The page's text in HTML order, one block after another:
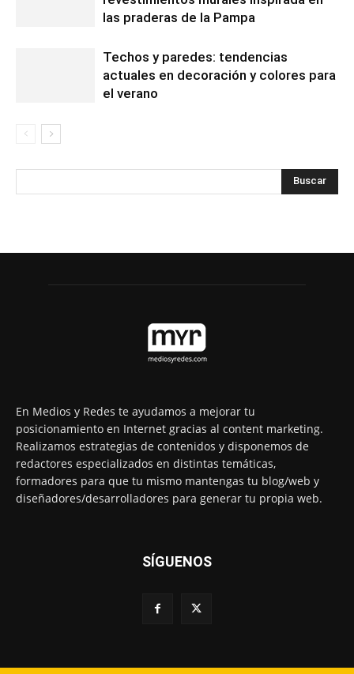
las praderas de la Pampa
Techos y paredes: tendencias
actuales en decoración y colores para
el verano
En Medios y Redes te ayudamos a mejorar tu
posicionamiento en Internet gracias al content marketing.
Realizamos estrategias de contenidos y disponemos de
redactores especializados en distintas temáticas,
formadores para que tu mismo mantengas tu blog/web y
diseñadores/desarrolladores para generar tu propia web.
SÍGUENOS